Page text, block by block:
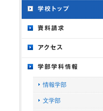
情報学部
文学部